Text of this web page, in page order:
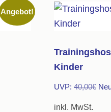
Angebot!
Kinder
UVP: 40,00€
inkl. MwSt.